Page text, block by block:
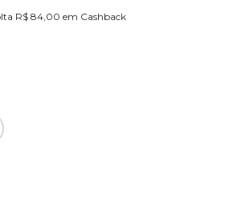
R$ 84,00 em Cashback